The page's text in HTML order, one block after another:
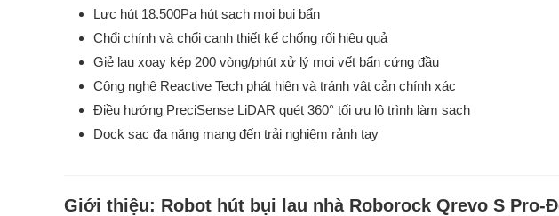
Lực hút 18.500Pa hút sạch mọi bụi bẩn
Chổi chính và chổi cạnh thiết kế chống rối hiệu quả
Giẻ lau xoay kép 200 vòng/phút xử lý mọi vết bẩn cứng đầu
Công nghệ Reactive Tech phát hiện và tránh vật cản chính xác
Điều hướng PreciSense LiDAR quét 360° tối ưu lộ trình làm sạch
Dock sạc đa năng mang đến trải nghiệm rảnh tay
Giới thiệu: Robot hút bụi lau nhà Roborock Qrevo S Pro-